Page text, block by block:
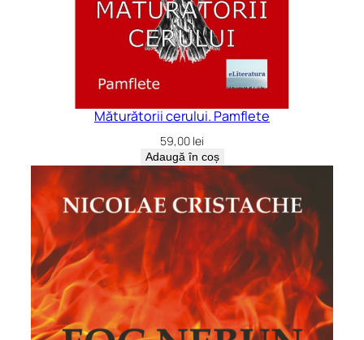
Măturătorii cerului. Pamflete
59,00 lei
Adaugă în coș